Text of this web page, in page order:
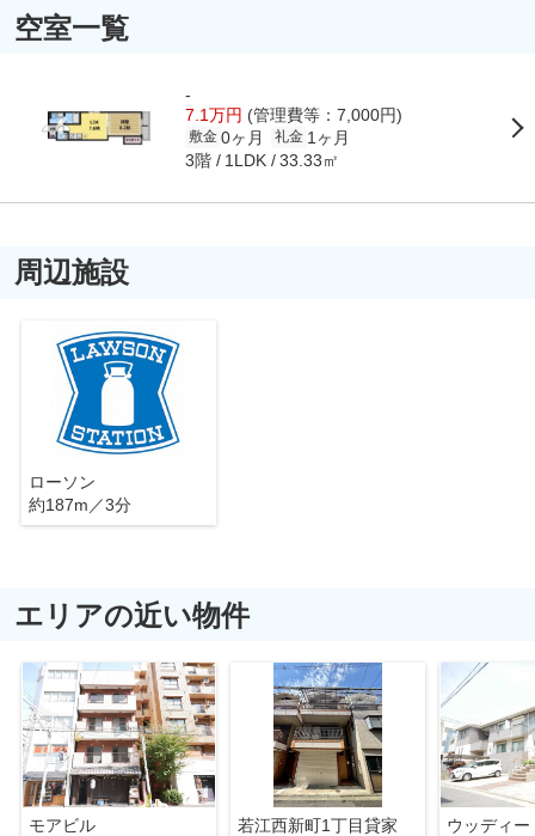
空室一覧
-
7.1万円 (管理費等：7,000円)
敷金 0ヶ月 礼金 1ヶ月
3階 1LDK 33.33㎡
周辺施設
ローソン
約187m／3分
エリアの近い物件
モアビル
若江西新町1丁目貸家